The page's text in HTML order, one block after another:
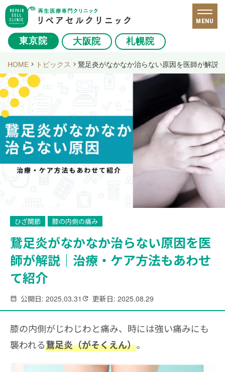
東京院 大阪院 札幌院
MENU
HOME トピックス 鵞足炎がなかなか治らない原因を医師が解説
ひざ関節 膝の内側の痛み
鵞足炎がなかなか治らない原因を医
師が解説｜治療・ケア方法もあわせ
て紹介
公開日: 2025.03.31 更新日: 2025.08.29
膝の内側がじわじわと痛み、時には強い痛みにも
襲われる鵞足炎（がそくえん）。